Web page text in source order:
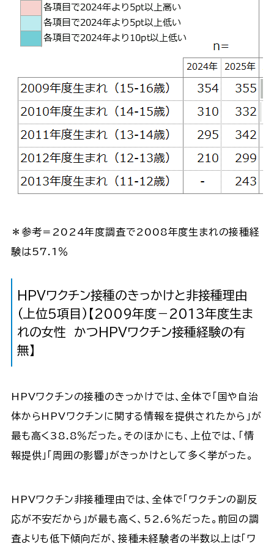
＊参考＝2024年度調査で2008年度生まれの接種経
験は57.1％
HPVワクチン接種のきっかけと非接種理由
(上位５項目)【2009年度－2013年度生ま
れの女性 かつHPVワクチン接種経験の有
無】
HPVワクチンの接種のきっかけでは、全体で「国や自治
体からHPVワクチンに関する情報を提供されたから」が
最も高く38.8％だった。そのほかにも、上位では、「情
報提供」「周囲の影響」がきっかけとして多く挙がった。
HPVワクチン非接種理由では、全体で「ワクチンの副反
応が不安だから」が最も高く、52.6％だった。前回の調
査よりも低下傾向だが、接種未経験者の半数以上は「ワ